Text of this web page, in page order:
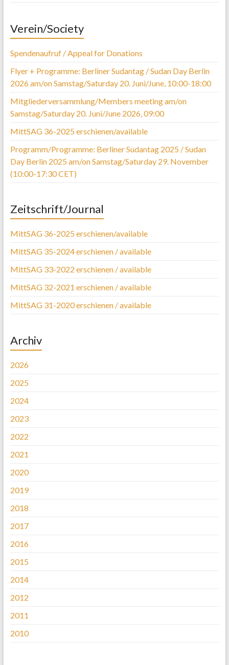
Verein/Society
Spendenaufruf / Appeal for Donations
Flyer + Programme: Berliner Sudantag / Sudan Day Berlin
2026 am/on Samstag/Saturday 20. Juni/June, 10:00-18:00
Mitgliederversammlung/Members meeting am/on
Samstag/Saturday 20. Juni/June 2026, 09:00
MittSAG 36-2025 erschienen/available
Programm/Programme: Berliner Sudantag 2025 / Sudan
Day Berlin 2025 am/on Samstag/Saturday 29. November
(10:00-17:30 CET)
Zeitschrift/Journal
MittSAG 36-2025 erschienen/available
MittSAG 35-2024 erschienen / available
MittSAG 33-2022 erschienen / available
MittSAG 32-2021 erschienen / available
MittSAG 31-2020 erschienen / available
Archiv
2026
2025
2024
2023
2022
2021
2020
2019
2018
2017
2016
2015
2014
2012
2011
2010